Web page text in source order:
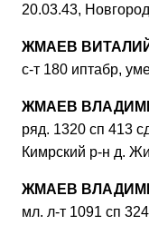
20.03.43,
ЖМАЕВ
с-т 180 иптабр,
ЖМАЕВ
ряд. 1320 сп 413
Кимрский р-н д.
ЖМАЕВ
мл. л-т 1091 сп